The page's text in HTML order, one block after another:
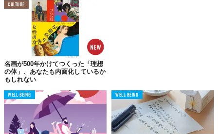
CULTURE
名画が500年かけてつくった「理想
の体」、あなたも内面化しているか
もしれない
WELL-BEING WELL-BEING